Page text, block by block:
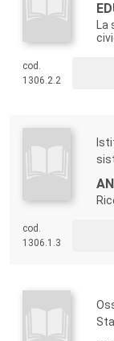
La
cod.
1306.2.2
cod.
1306.1.3